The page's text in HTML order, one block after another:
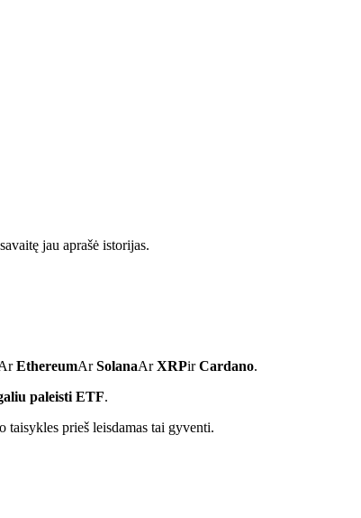
jau aprašė istorijas.
EthereumArSolanaArXRPirCardano.
paleisti ETF.
prieš leisdamas tai gyventi.